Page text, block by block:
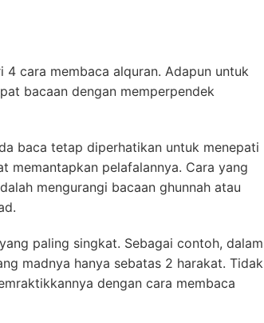
4 cara membaca alquran. Adapun untuk
bacaan dengan memperpendek
baca tetap diperhatikan untuk menepati
memantapkan pelafalannya. Cara yang
mengurangi bacaan ghunnah atau
paling singkat. Sebagai contoh, dalam
madnya hanya sebatas 2 harakat. Tidak
dengan cara membaca